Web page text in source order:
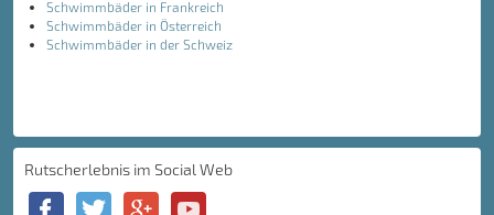
Schwimmbäder in Frankreich
Schwimmbäder in Österreich
Schwimmbäder in der Schweiz
Rutscherlebnis im Social Web